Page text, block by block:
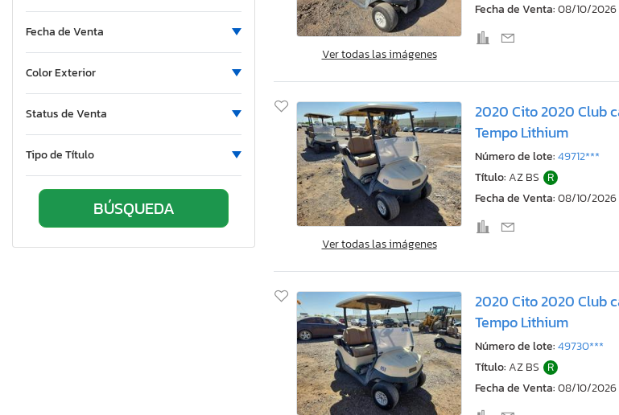
Case Ih
Catalina
Celltech
Ceov
Clays
Coachmen
Fecha de Venta
Color Exterior
Status de Venta
Tipo de Título
Ver todas las imágenes
Fecha de Venta:08/10/2026
Ver todas las imágenes
2020 Cito 2020 Club
Tempo Lithium
Número de lote:49712***
Título: AZ BS R
Fecha de Venta:08/10/2026
2020 Cito 2020 Club
Tempo Lithium
Número de lote:49730***
Título: AZ BS R
Fecha de Venta:08/10/2026